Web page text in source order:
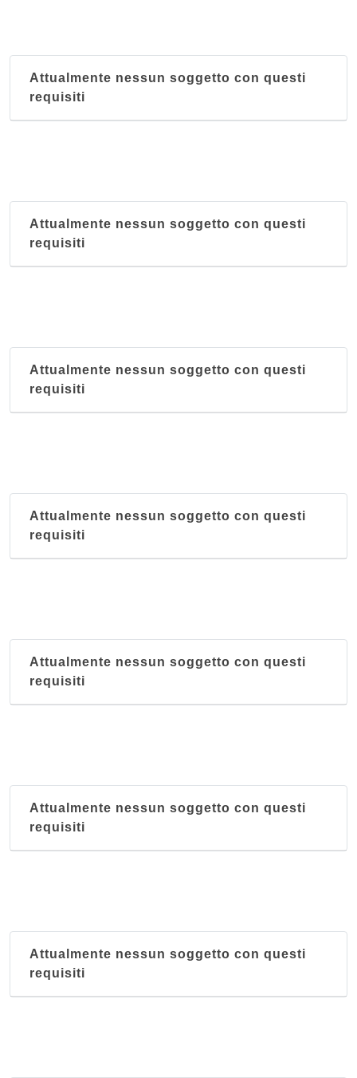
Attualmente nessun soggetto con questi
requisiti
Attualmente nessun soggetto con questi
requisiti
Attualmente nessun soggetto con questi
requisiti
Attualmente nessun soggetto con questi
requisiti
Attualmente nessun soggetto con questi
requisiti
Attualmente nessun soggetto con questi
requisiti
Attualmente nessun soggetto con questi
requisiti